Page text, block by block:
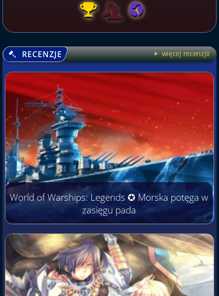
RECENZJE więcej recenzjii
World of Warships: Legends ✪ Morska potęga w
zasięgu pada